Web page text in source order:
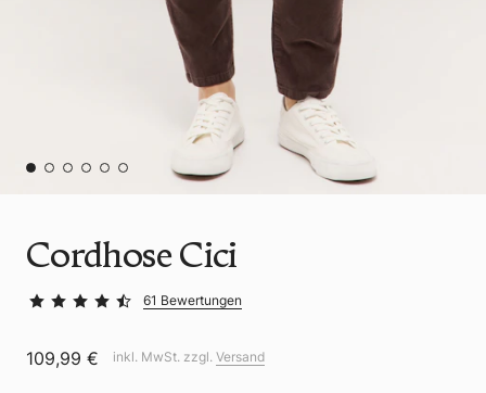
Cordhose Cici
61 Bewertungen
109,99 € inkl. MwSt. zzgl. Versand